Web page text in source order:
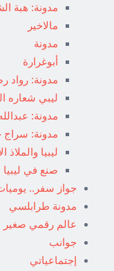
مدونة: هبة
مالاخير
مدونة
أبوغرارة
مدونة: رواد
ليبي شعاره
مدونة:
مدونة: سراج
ليبيا والملاذ
صنع في ليبيا
جواز سفر.. يوميات
مدونة طرابلسي
عالم رقمي صغير
جوانب
إجتماعياتي